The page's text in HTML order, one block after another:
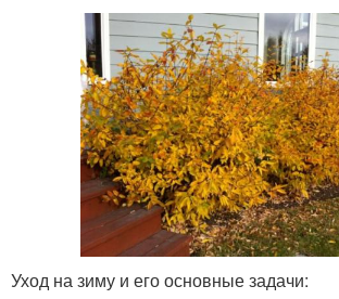
Уход на зиму и его основные задачи: